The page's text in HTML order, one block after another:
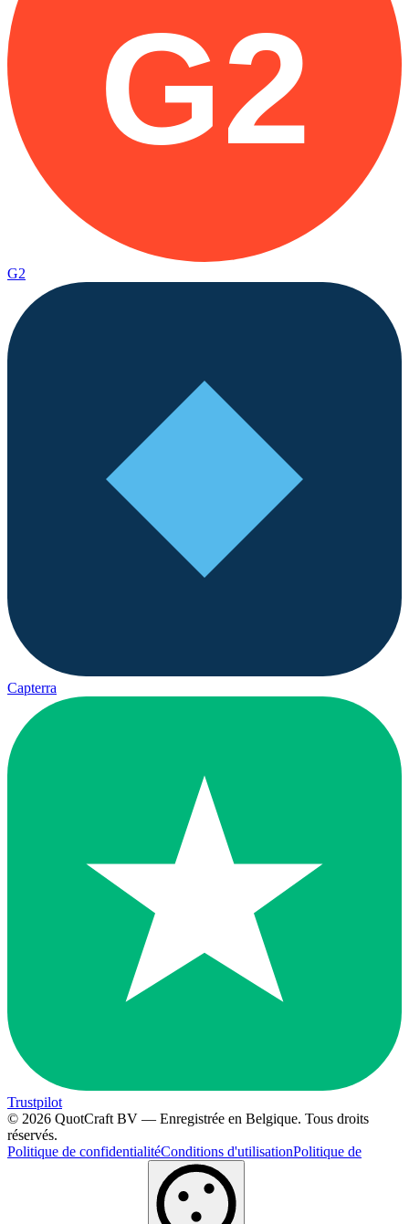
G2
G2
Capterra
Trustpilot
© 2026 QuotCraft BV — Enregistrée en Belgique. Tous droits
réservés.
Politique de confidentialitéConditions d'utilisationPolitique de